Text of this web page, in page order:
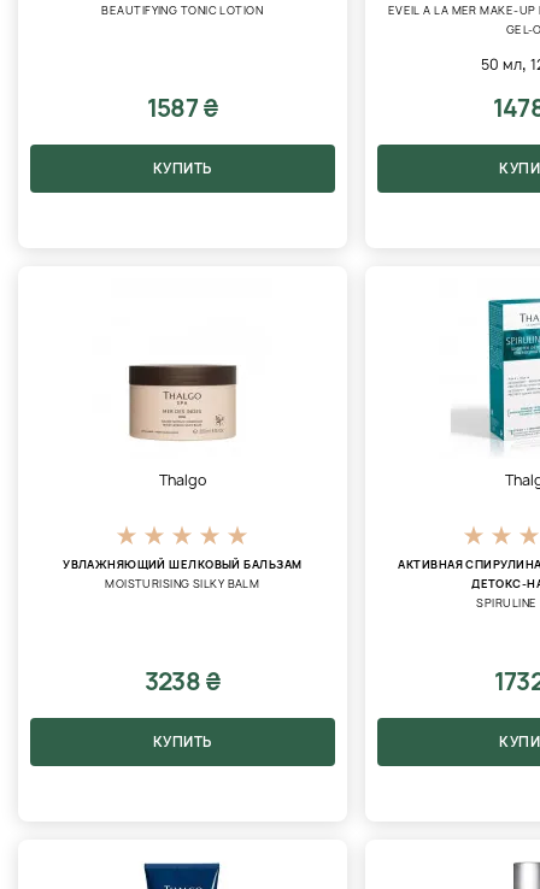
BEAUTIFYING TONIC LOTION
1587 ₴
КУПИТЬ
EVEIL A LA MER MAKE-UP
GEL-
50 мл,
Thalgo
УВЛАЖНЯЮЩИЙ ШЕЛКОВЫЙ БАЛЬЗАМ
MOISTURISING SILKY BALM
3238 ₴
КУПИТЬ
АКТИВНАЯ
ДЕТОКС-